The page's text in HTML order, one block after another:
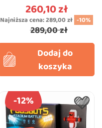
Cena
260,10 zł
Najniższa cena:289,00 zł -10%
289,00 zł
Dodaj do
koszyka
-12%